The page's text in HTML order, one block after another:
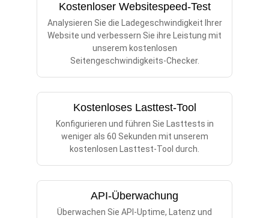
Kostenloser Websitespeed-Test
Analysieren Sie die Ladegeschwindigkeit Ihrer
Website und verbessern Sie ihre Leistung mit
unserem kostenlosen
Seitengeschwindigkeits-Checker.
Kostenloses Lasttest-Tool
Konfigurieren und führen Sie Lasttests in
weniger als 60 Sekunden mit unserem
kostenlosen Lasttest-Tool durch.
API-Überwachung
Überwachen Sie API-Uptime, Latenz und